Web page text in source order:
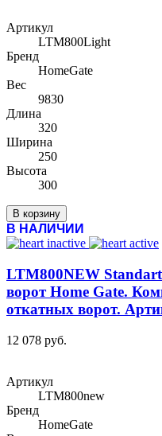
Артикул
LTM800Light
Бренд
HomeGate
Вес
9830
Длина
320
Ширина
250
Высота
300
В корзину
В НАЛИЧИИ
LTM800NEW
ворот Home Gate.
откатных ворот.
12 078 руб.
Артикул
LTM800new
Бренд
HomeGate